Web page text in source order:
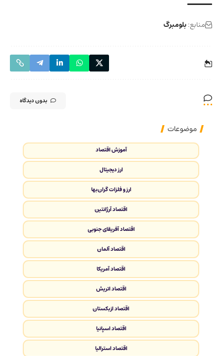
منابع:بلومبرگ
بدون دیدگاه
موضوعات
آموزش اقتصاد
ارز دیجیتال
ارز و فلزات گران‌بها
اقتصاد آرژانتین
اقتصاد آفریقای جنوبی
اقتصاد آلمان
اقتصاد آمریکا
اقتصاد اتریش
اقتصاد ازبکستان
اقتصاد اسپانیا
اقتصاد استرالیا